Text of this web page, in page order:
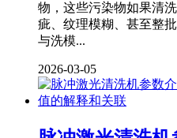
物，这些污染物如果清
疵、纹理模糊、甚至整
与洗模...
2026-03-05